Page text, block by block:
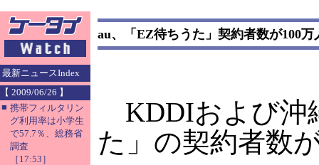
最新ニュースIndex
【 2009/06/26 】
■ 携帯フィルタリン
グ利用率は小学生
で57.7％、総務省
調査
［17:53］
au、「EZ待ちうた」契約者数が100万
KDDIおよび沖
た」の契約者数